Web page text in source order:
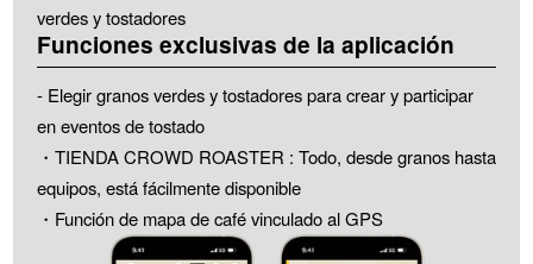
verdes y tostadores
Funciones exclusivas de la aplicación
- Elegir granos verdes y tostadores para crear y participar
en eventos de tostado
・TIENDA CROWD ROASTER : Todo, desde granos hasta
equipos, está fácilmente disponible
・Función de mapa de café vinculado al GPS